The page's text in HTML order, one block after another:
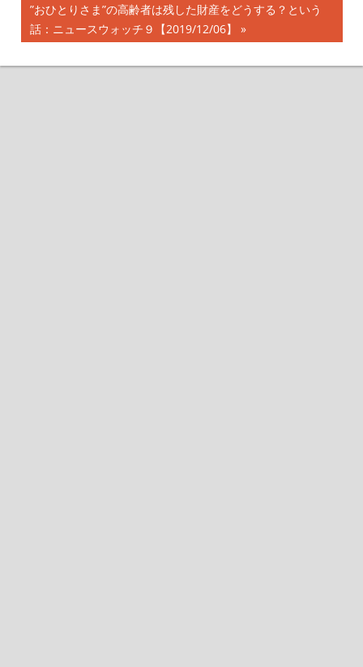
稿
ナ
ビ
事:
次
の
事:
”おひとりさま”の高齢者は残した財産をどうする？という
話：ニュースウォッチ９【2019/12/06】